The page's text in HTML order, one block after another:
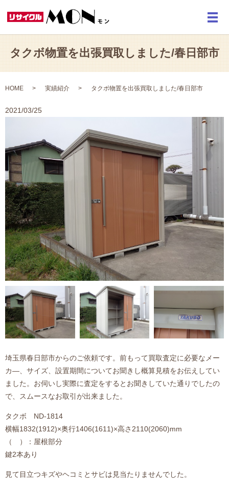
メ
タクボ物置を出張買取しました/春日部市
HOME 実績紹介 タクボ物置を出張買取しました/春日部市
2021/03/25
埼玉県春日部市からのご依頼です。前もって買取査定に必要なメー
カ―、サイズ、設置期間についてお聞きし概算見積をお伝えしてい
ました。お伺いし実際に査定をするとお聞きしていた通りでしたの
で、スムースなお取引が出来ました。
タクボ ND-1814
横幅1832(1912)×奥行1406(1611)×高さ2110(2060)mm
（ ）：屋根部分
鍵2本あり
見て目立つキズやヘコミとサビは見当たりませんでした。